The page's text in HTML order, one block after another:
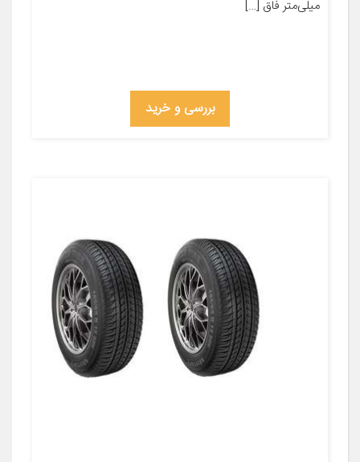
میلی‌متر فاق […]
بررسی و خرید